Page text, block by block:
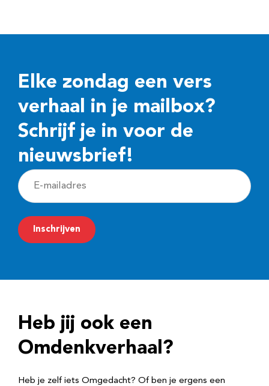
Elke zondag een vers
verhaal in je mailbox?
Schrijf je in voor de
nieuwsbrief!
E
-
m
a
r
e
Inschrijven
Heb jij ook een
Omdenkverhaal?
Heb je zelf iets Omgedacht? Of ben je ergens een